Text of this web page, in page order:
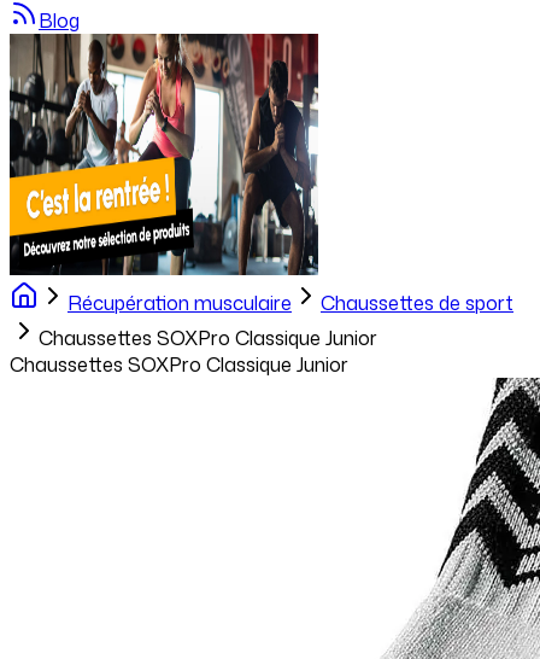
Blog
Récupération musculaire
Chaussettes de sport
Chaussettes SOXPro Classique Junior
Chaussettes SOXPro Classique Junior